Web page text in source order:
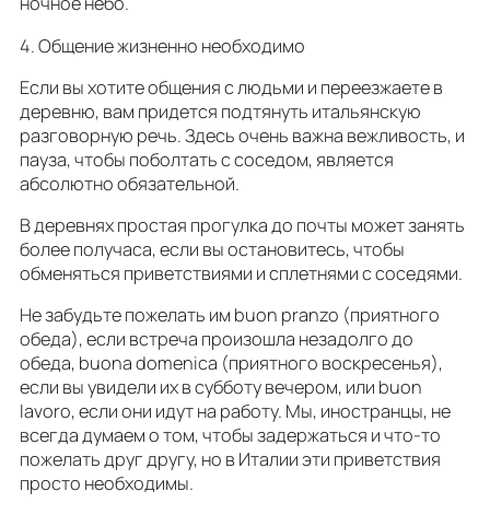
4. Общение жизненно необходимо
Если вы хотите общения с людьми и переезжаете в
деревню, вам придется подтянуть итальянскую
разговорную речь. Здесь очень важна вежливость, и
пауза, чтобы поболтать с соседом, является
абсолютно обязательной.
В деревнях простая прогулка до почты может занять
более получаса, если вы остановитесь, чтобы
обменяться приветствиями и сплетнями с соседями.
Не забудьте пожелать им buon pranzo (приятного
обеда), если встреча произошла незадолго до
обеда, buona domenica (приятного воскресенья),
если вы увидели их в субботу вечером, или buon
lavoro, если они идут на работу. Мы, иностранцы, не
всегда думаем о том, чтобы задержаться и что-то
пожелать друг другу, но в Италии эти приветствия
просто необходимы.